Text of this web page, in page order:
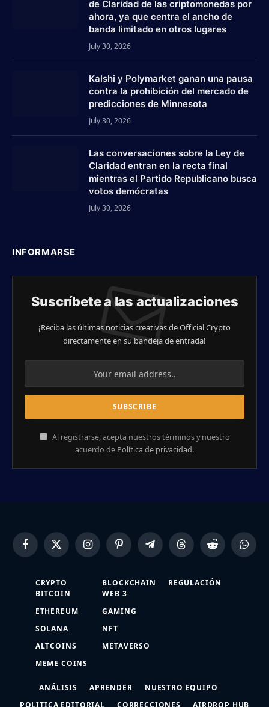
de Claridad de las criptomonedas por
ahora, ya que centra el ancho de
banda limitado en otros lugares
July 30, 2026
Kalshi y Polymarket ganan una pausa
contra la prohibición del mercado de
predicciones de Minnesota
July 30, 2026
Las conversaciones sobre la Ley de
Claridad entran en la recta final
mientras el Partido Republicano busca
votos demócratas
July 30, 2026
INFORMARSE
Suscríbete a las actualizaciones
¡Reciba las últimas noticias creativas de Official Crypto
directamente en su bandeja de entrada!
Al registrarse, acepta nuestros términos y nuestro
acuerdo de Política de privacidad.
FacebookX
(Twitter)
InstagramPinterestTelegramThreads Reddit
CRYPTO
BITCOIN
ETHEREUM
SOLANA
ALTCOINS
MEME COINS
BLOCKCHAIN
WEB 3
GAMING
NFT
METAVERSO
REGULACIÓN
ANÁLISIS APRENDER
NUESTRO EQUIPO